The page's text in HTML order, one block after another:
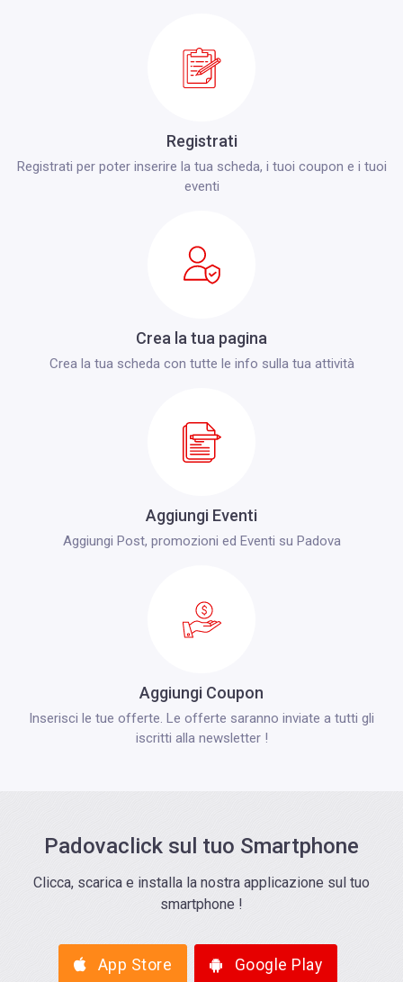
Registrati
Registrati per poter inserire la tua scheda, i tuoi coupon e i tuoi
eventi
Crea la tua pagina
Crea la tua scheda con tutte le info sulla tua attività
Aggiungi Eventi
Aggiungi Post, promozioni ed Eventi su Padova
Aggiungi Coupon
Inserisci le tue offerte. Le offerte saranno inviate a tutti gli
iscritti alla newsletter !
Padovaclick sul tuo Smartphone
Clicca, scarica e installa la nostra applicazione sul tuo
smartphone !
App Store Google Play